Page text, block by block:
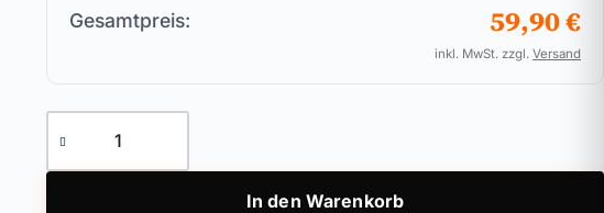
Gesamtpreis: 59,90 €
inkl. MwSt. zzgl. Versand
In den Warenkorb